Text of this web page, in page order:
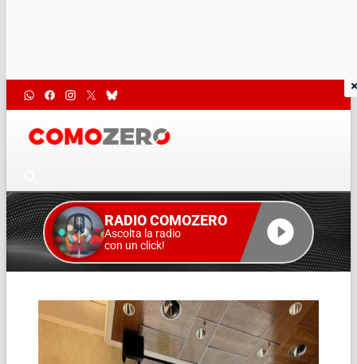
RADIO COMOZERO
Ascolta la radio
con un click!